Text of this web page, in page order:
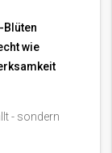
Blüten
wie
- sondern